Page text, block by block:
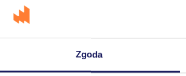
Zgoda
WSPÓŁPRACA